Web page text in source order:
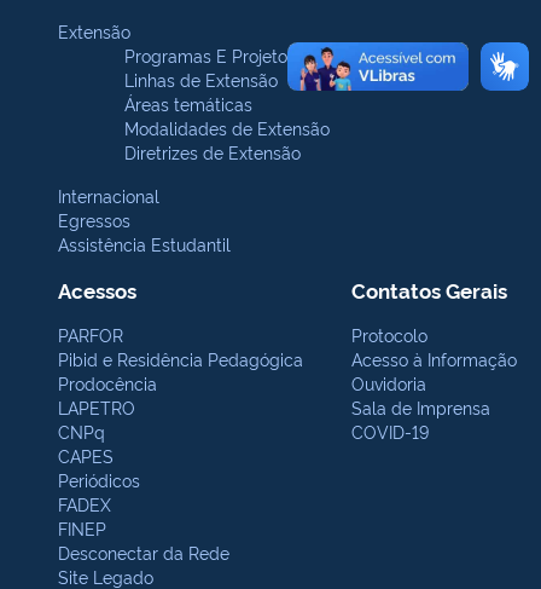
Extensão
Programas E Projetos
Linhas de Extensão
Áreas temáticas
Modalidades de Extensão
Diretrizes de Extensão
Internacional
Egressos
Assistência Estudantil
Acessos
PARFOR
Pibid e Residência Pedagógica
Prodocência
LAPETRO
CNPq
CAPES
Periódicos
FADEX
FINEP
Desconectar da Rede
Site Legado
Contatos Gerais
Protocolo
Acesso à Informação
Ouvidoria
Sala de Imprensa
COVID-19